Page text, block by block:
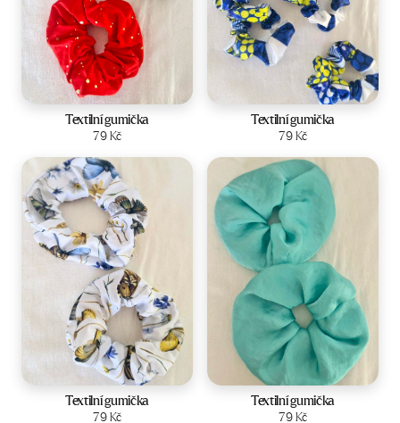
Textilní gumička
79Kč
Zobrazit produkt
Textilní gumička
79Kč
Zobrazit produkt
Textilní gumička
79Kč
Zobrazit produkt
Textilní gumička
79Kč
Zobrazit produkt